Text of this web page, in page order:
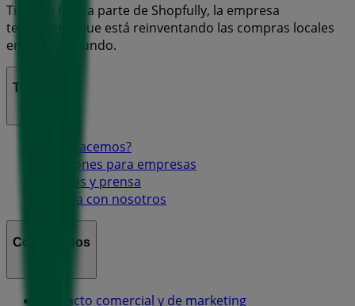
Tiendeo forma parte de Shopfully, la empresa
tecnológica que está reinventando las compras locales
en todo el mundo.
Tiendeo
¿Qué hacemos?
Soluciones para empresas
Noticias y prensa
Trabaja con nosotros
Contáctanos
Contacto comercial y de marketing